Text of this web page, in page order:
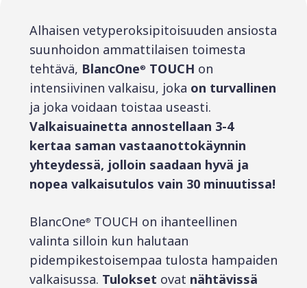
Alhaisen vetyperoksipitoisuuden ansiosta
suunhoidon ammattilaisen toimesta
tehtävä, BlancOne® TOUCH on
intensiivinen valkaisu, joka on turvallinen
ja joka voidaan toistaa useasti.
Valkaisuainetta annostellaan 3-4
kertaa saman vastaanottokäynnin
yhteydessä, jolloin saadaan hyvä ja
nopea valkaisutulos vain 30 minuutissa!
BlancOne®TOUCH on ihanteellinen
valinta silloin kun halutaan
pidempikestoisempaa tulosta hampaiden
valkaisussa. Tulokset ovat nähtävissä